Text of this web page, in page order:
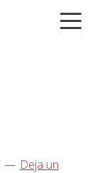
Deja un